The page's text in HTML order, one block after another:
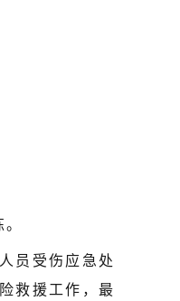
员受伤应急处
救援工作，最